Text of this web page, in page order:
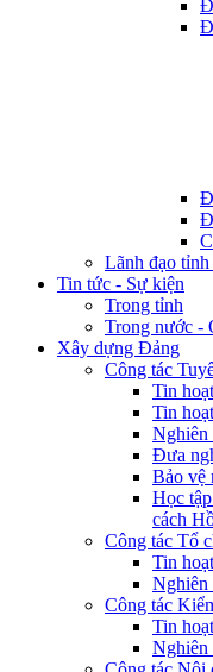
Lãnh đạo
Tin tức - Sự kiện
Trong tỉnh
Trong nước -
Xây dựng Đảng
Công tác
Tin
Tin
Nghiên
Đưa
Bảo vệ
Học
cách
Công tác Tổ
Tin
Nghiên
Công tác
Tin
Nghiên